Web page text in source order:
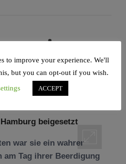
in
BY
SANDRA A.
war sie ein wahrer
am Tag ihrer Beerdigung
to improve your experience. We'll
but you can opt-out if you wish.
ACCEPT